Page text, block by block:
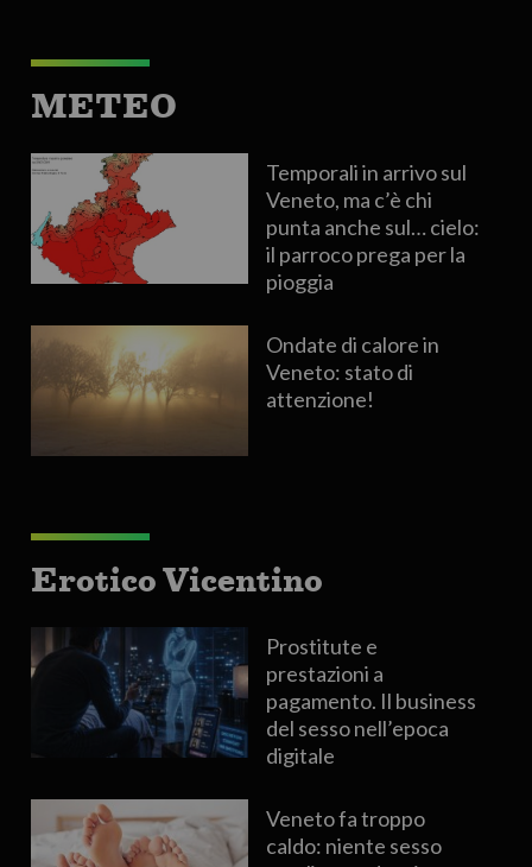
METEO
Temporali in arrivo sul
Veneto, ma c’è chi
punta anche sul… cielo:
il parroco prega per la
pioggia
Ondate di calore in
Veneto: stato di
attenzione!
Erotico Vicentino
Prostitute e
prestazioni a
pagamento. Il business
del sesso nell’epoca
digitale
Veneto fa troppo
caldo: niente sesso